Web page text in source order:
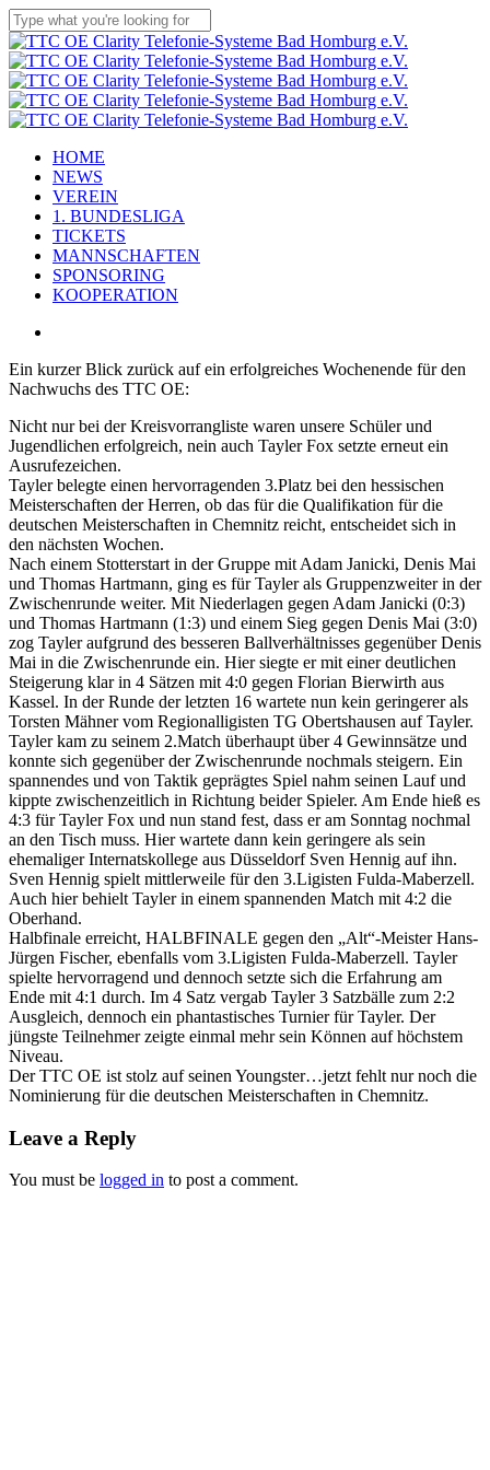
Skip
to
main
content
Close
Search
Menu
HOME
NEWS
VEREIN
1. BUNDESLIGA
TICKETS
MANNSCHAFTEN
SPONSORING
KOOPERATION
Ein kurzer Blick zurück auf ein erfolgreiches Wochenende für den
Nachwuchs des TTC OE:
Nicht nur bei der Kreisvorrangliste waren unsere Schüler und
Jugendlichen erfolgreich, nein auch Tayler Fox setzte erneut ein
Ausrufezeichen.
Tayler belegte einen hervorragenden 3.Platz bei den hessischen
Meisterschaften der Herren, ob das für die Qualifikation für die
deutschen Meisterschaften in Chemnitz reicht, entscheidet sich in
den nächsten Wochen.
Nach einem Stotterstart in der Gruppe mit Adam Janicki, Denis Mai
und Thomas Hartmann, ging es für Tayler als Gruppenzweiter in der
Zwischenrunde weiter. Mit Niederlagen gegen Adam Janicki (0:3)
und Thomas Hartmann (1:3) und einem Sieg gegen Denis Mai (3:0)
zog Tayler aufgrund des besseren Ballverhältnisses gegenüber Denis
Mai in die Zwischenrunde ein. Hier siegte er mit einer deutlichen
Steigerung klar in 4 Sätzen mit 4:0 gegen Florian Bierwirth aus
Kassel. In der Runde der letzten 16 wartete nun kein geringerer als
Torsten Mähner vom Regionalligisten TG Obertshausen auf Tayler.
Tayler kam zu seinem 2.Match überhaupt über 4 Gewinnsätze und
konnte sich gegenüber der Zwischenrunde nochmals steigern. Ein
spannendes und von Taktik geprägtes Spiel nahm seinen Lauf und
kippte zwischenzeitlich in Richtung beider Spieler. Am Ende hieß es
4:3 für Tayler Fox und nun stand fest, dass er am Sonntag nochmal
an den Tisch muss. Hier wartete dann kein geringere als sein
ehemaliger Internatskollege aus Düsseldorf Sven Hennig auf ihn.
Sven Hennig spielt mittlerweile für den 3.Ligisten Fulda-Maberzell.
Auch hier behielt Tayler in einem spannenden Match mit 4:2 die
Oberhand.
Halbfinale erreicht, HALBFINALE gegen den „Alt“-Meister Hans-
Jürgen Fischer, ebenfalls vom 3.Ligisten Fulda-Maberzell. Tayler
spielte hervorragend und dennoch setzte sich die Erfahrung am
Ende mit 4:1 durch. Im 4 Satz vergab Tayler 3 Satzbälle zum 2:2
Ausgleich, dennoch ein phantastisches Turnier für Tayler. Der
jüngste Teilnehmer zeigte einmal mehr sein Können auf höchstem
Niveau.
Der TTC OE ist stolz auf seinen Youngster…jetzt fehlt nur noch die
Nominierung für die deutschen Meisterschaften in Chemnitz.
Leave a Reply
You must be logged in to post a comment.